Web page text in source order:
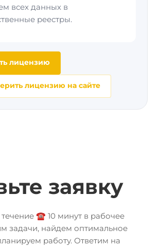
всех данных в
реестры.
лицензию
лицензию на сайте
заявку
☎️ 10 минут в рабочее
задачи, найдем оптимальное
работу. Ответим на